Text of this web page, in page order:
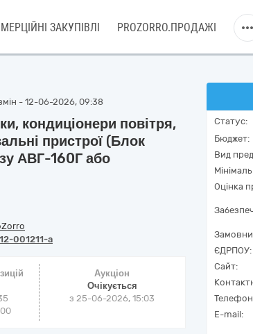
ЗАКУПІВЛІ PROZORRO.ПРОДАЖІ
- 12-06-2026, 09:38
кондиціонери повітря,
пристрої (Блок
АВГ-160Г або
001211-a
Аукціон
Очікується
з25-06-2026, 15:03
Статус:
Бюджет:
Вид
Оцінка
ЄДРПОУ:
Сайт:
E-mail: